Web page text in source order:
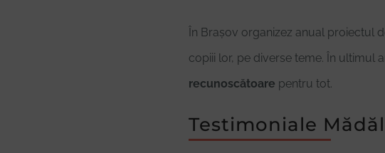
În Brașov organizez anual proiectul
copiii lor, pe diverse teme. În ultimul
recunoscătoare pentru tot.
Testimoniale